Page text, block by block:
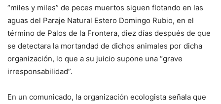
“miles y miles” de peces muertos siguen flotando en las
aguas del Paraje Natural Estero Domingo Rubio, en el
término de Palos de la Frontera, diez días después de que
se detectara la mortandad de dichos animales por dicha
organización, lo que a su juicio supone una “grave
irresponsabilidad”.
En un comunicado, la organización ecologista señala que